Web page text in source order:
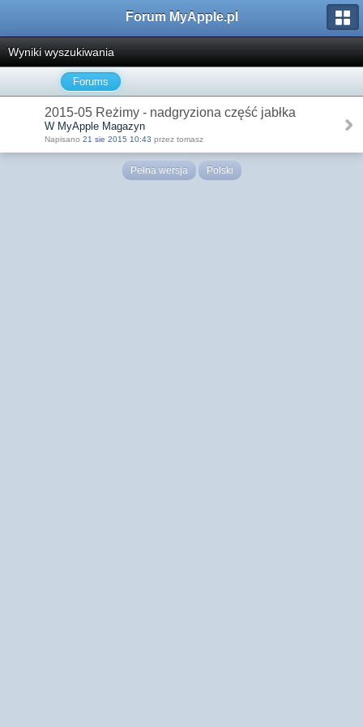
Forum MyApple.pl
Wyniki wyszukiwania
Forums
2015-05 Reżimy - nadgryziona część jabłka
W MyApple Magazyn
Napisano 21 sie 2015 10:43 przez tomasz
Pełna wersja Polski